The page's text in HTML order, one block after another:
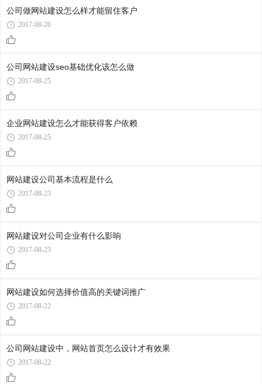
公司做网站建设怎么样才能留住客户
2017-08-26
公司网站建设seo基础优化该怎么做
2017-08-25
企业网站建设怎么才能获得客户依赖
2017-08-25
网站建设公司基本流程是什么
2017-08-23
网站建设对公司企业有什么影响
2017-08-23
网站建设如何选择价值高的关键词推广
2017-08-22
公司网站建设中，网站首页怎么设计才有效果
2017-08-22